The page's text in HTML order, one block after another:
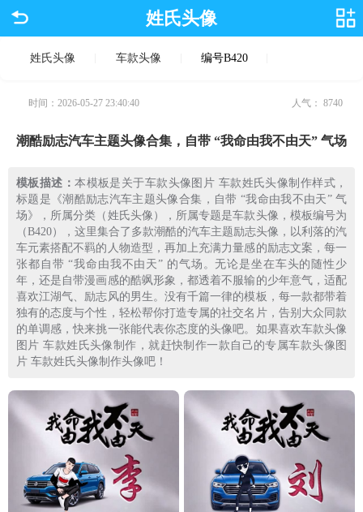
姓氏头像
姓氏头像 车款头像 编号B420
时间：2026-05-27 23:40:40 人气： 8740
潮酷励志汽车主题头像合集，自带 “我命由我不由天” 气场
模板描述：本模板是关于车款头像图片 车款姓氏头像制作样式，
标题是《潮酷励志汽车主题头像合集，自带 “我命由我不由天” 气
场》，所属分类（姓氏头像），所属专题是车款头像，模板编号为
（B420），这里集合了多款潮酷的汽车主题励志头像，以利落的汽
车元素搭配不羁的人物造型，再加上充满力量感的励志文案，每一
张都自带 “我命由我不由天” 的气场。无论是坐在车头的随性少
年，还是自带漫画感的酷飒形象，都透着不服输的少年意气，适配
喜欢江湖气、励志风的男生。没有千篇一律的模板，每一款都带着
独有的态度与个性，轻松帮你打造专属的社交名片，告别大众同款
的单调感，快来挑一张能代表你态度的头像吧。如果喜欢车款头像
图片 车款姓氏头像制作，就赶快制作一款自己的专属车款头像图
片 车款姓氏头像制作头像吧！